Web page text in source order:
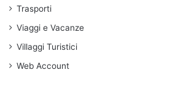
Trasporti
Viaggi e Vacanze
Villaggi Turistici
Web Account